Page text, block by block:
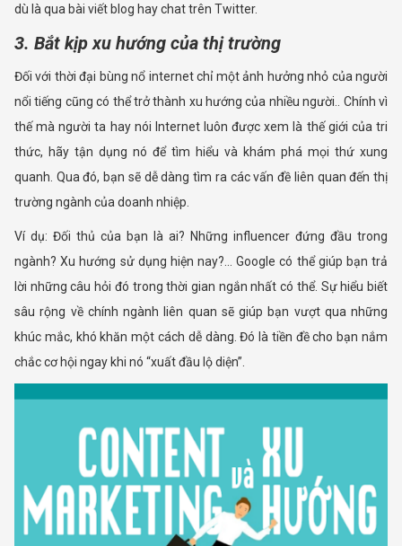
dù là qua bài viết blog hay chat trên Twitter.
3. Bắt kịp xu hướng của thị trường
Đối với thời đại bùng nổ internet chỉ một ảnh hưởng nhỏ của người
nổi tiếng cũng có thể trở thành xu hướng của nhiều người.. Chính vì
thế mà người ta hay nói Internet luôn được xem là thế giới của tri
thức, hãy tận dụng nó để tìm hiểu và khám phá mọi thứ xung
quanh. Qua đó, bạn sẽ dễ dàng tìm ra các vấn đề liên quan đến thị
trường ngành của doanh nhiệp.
Ví dụ: Đối thủ của bạn là ai? Những influencer đứng đầu trong
ngành? Xu hướng sử dụng hiện nay?… Google có thể giúp bạn trả
lời những câu hỏi đó trong thời gian ngắn nhất có thể. Sự hiểu biết
sâu rộng về chính ngành liên quan sẽ giúp bạn vượt qua những
khúc mắc, khó khăn một cách dễ dàng. Đó là tiền đề cho bạn nắm
chắc cơ hội ngay khi nó “xuất đầu lộ diện”.